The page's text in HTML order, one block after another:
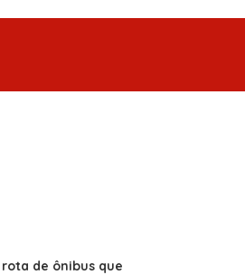
rota de ônibus que